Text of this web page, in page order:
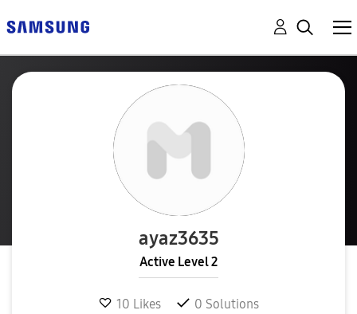
ayaz3635
Active Level 2
10 Likes 0 Solutions